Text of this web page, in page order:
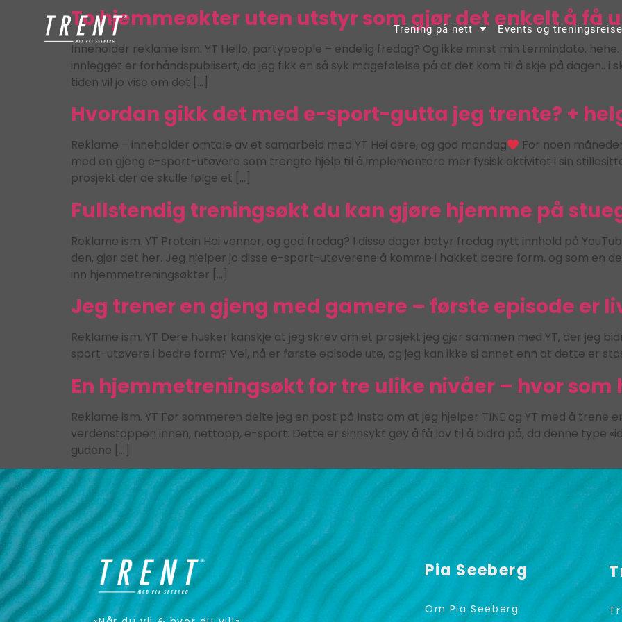
Trening på nett Events og
To hjemmeøkter uten utstyr som gjør det enkelt å få
Inneholder reklame ism. YT Hello, partypeople – endelig fredag? Og ikke minst min termindato,
innlegget er forhåndspublisert, da jeg fikk en så syk magefølelse på at det kom til å skje på dagen.. i
tiden vil jo vise om det […]
Hvordan gikk det med e-sport-gutta jeg trente? +
Reklame – inneholder omtale av et samarbeid med YT Hei dere, og god mandag
For noen
med en gjeng e-sport-utøvere som trengte hjelp til å implementere mer fysisk aktivitet i sin
prosjekt der de skulle følge et […]
Fullstendig treningsøkt du kan gjøre hjemme på
Reklame ism. YT Protein Hei venner, og god fredag? I disse dager betyr fredag nytt innhold på
den, gjør det her. Jeg hjelper jo disse e-sport-utøverene å komme i hakket bedre form, og som en
inn hjemmetreningsøkter […]
Jeg trener en gjeng med gamere – første episode er
Reklame ism. YT Dere husker kanskje at jeg skrev om et prosjekt jeg gjør sammen med YT, der jeg
sport-utøvere i bedre form? Vel, nå er første episode ute, og jeg kan ikke si annet enn at dette er
En hjemmetreningsøkt for tre ulike nivåer – hvor som
Reklame ism. YT Før sommeren delte jeg en post på Insta om at jeg hjelper TINE og YT med å
verdenstoppen innen, nettopp, e-sport. Dette er sinnsykt gøy å få lov til å bidra på, da denne type
gudene […]
Pia Seeberg
Om Pia Seeberg